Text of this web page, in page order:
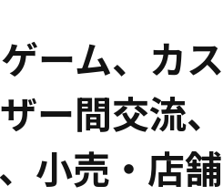
信頼を醸成する信頼起点
SuccessHub）
・Commune
ーム、カ
ー間交流
小売・店